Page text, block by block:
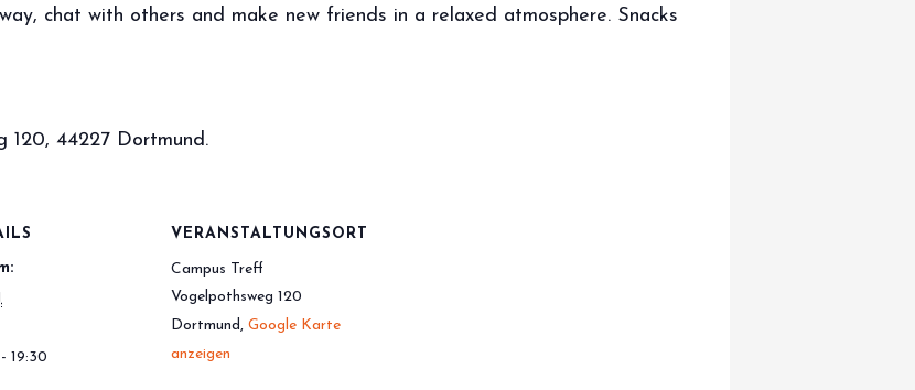
chat with others and make new friends in a relaxed atmosphere. Snacks
120, 44227 Dortmund.
19:30
VERANSTALTUNGSORT
Campus Treff
Vogelpothsweg 120
Dortmund, Google Karte
anzeigen